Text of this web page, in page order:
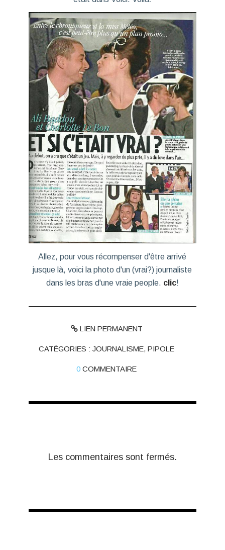
Allez, pour vous récompenser d'être arrivé
jusque là, voici la photo d'un (vrai?) journaliste
dans les bras d'une vraie people. clic!
LIEN PERMANENT
CATÉGORIES :JOURNALISME,PIPOLE
0 COMMENTAIRE
Les commentaires sont fermés.